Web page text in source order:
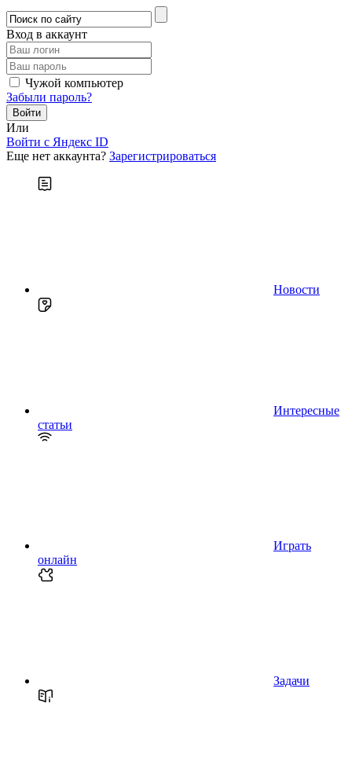
Вход в аккаунт
Чужой компьютер
Забыли пароль?
Или
Войти c Яндекс ID
Еще нет аккаунта? Зарегистрироваться
Новости
Интересные
статьи
Играть
онлайн
Задачи